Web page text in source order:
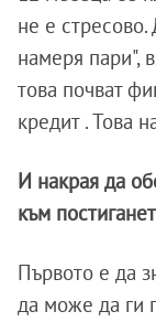
не е стресово.
намеря пари",
това почват
кредит . Това
И накрая да
към
Първото е да
да може да ги